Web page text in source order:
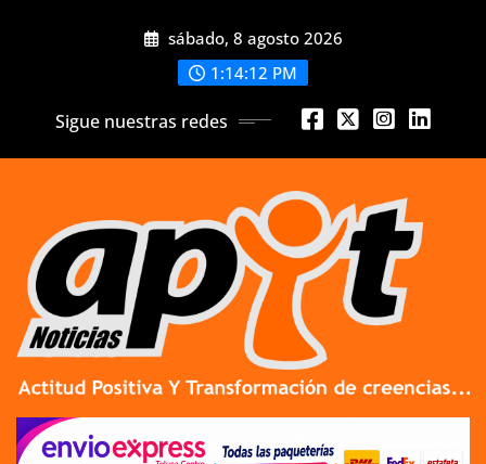
sábado, 8 agosto 2026
1:14:13 PM
Sigue nuestras redes